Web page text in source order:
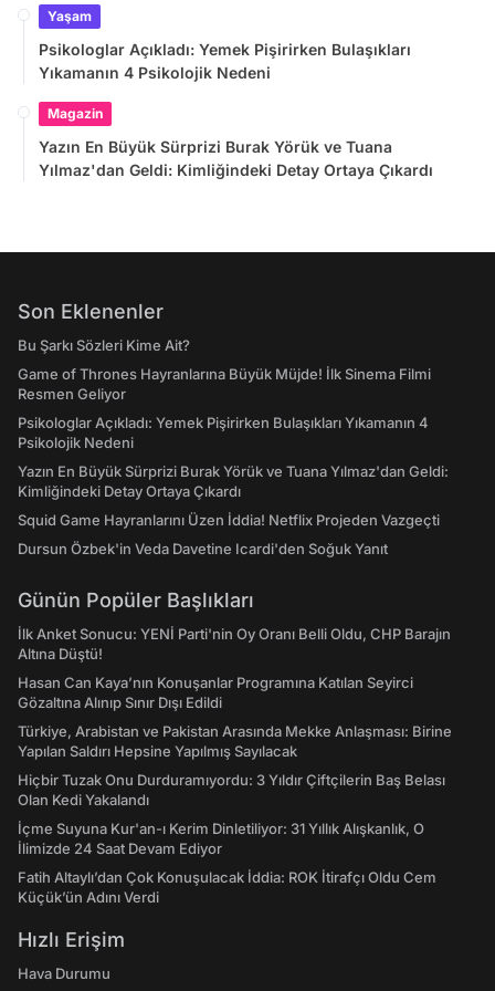
Yaşam
Psikologlar Açıkladı: Yemek Pişirirken Bulaşıkları
Yıkamanın 4 Psikolojik Nedeni
Magazin
Yazın En Büyük Sürprizi Burak Yörük ve Tuana
Yılmaz'dan Geldi: Kimliğindeki Detay Ortaya Çıkardı
Son Eklenenler
Bu Şarkı Sözleri Kime Ait?
Game of Thrones Hayranlarına Büyük Müjde! İlk Sinema Filmi
Resmen Geliyor
Psikologlar Açıkladı: Yemek Pişirirken Bulaşıkları Yıkamanın 4
Psikolojik Nedeni
Yazın En Büyük Sürprizi Burak Yörük ve Tuana Yılmaz'dan Geldi:
Kimliğindeki Detay Ortaya Çıkardı
Squid Game Hayranlarını Üzen İddia! Netflix Projeden Vazgeçti
Dursun Özbek'in Veda Davetine Icardi'den Soğuk Yanıt
Günün Popüler Başlıkları
İlk Anket Sonucu: YENİ Parti'nin Oy Oranı Belli Oldu, CHP Barajın
Altına Düştü!
Hasan Can Kaya’nın Konuşanlar Programına Katılan Seyirci
Gözaltına Alınıp Sınır Dışı Edildi
Türkiye, Arabistan ve Pakistan Arasında Mekke Anlaşması: Birine
Yapılan Saldırı Hepsine Yapılmış Sayılacak
Hiçbir Tuzak Onu Durduramıyordu: 3 Yıldır Çiftçilerin Baş Belası
Olan Kedi Yakalandı
İçme Suyuna Kur'an-ı Kerim Dinletiliyor: 31 Yıllık Alışkanlık, O
İlimizde 24 Saat Devam Ediyor
Fatih Altaylı’dan Çok Konuşulacak İddia: ROK İtirafçı Oldu Cem
Küçük’ün Adını Verdi
Hızlı Erişim
Hava Durumu